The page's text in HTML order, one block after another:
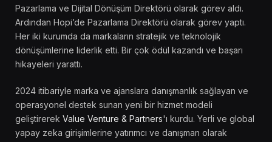
Pazarlama ve Dijital Dönüşüm Direktörü olarak görev aldı.
Ardından Hopi’de Pazarlama Direktörü olarak görev yaptı.
Her iki kurumda da markaların stratejik ve teknolojik
dönüşümlerine liderlik etti. Bir çok ödül kazandı ve başarı
hikayeleri yarattı.
2024 itibariyle marka ve ajanslara danışmanlık sağlayan ve
operasyonel destek sunan yeni bir hizmet modeli
geliştirerek Value Venture & Partners'ı kurdu. Yerli ve global
yapay zeka girişimlerine yatırımcı ve danışman olarak